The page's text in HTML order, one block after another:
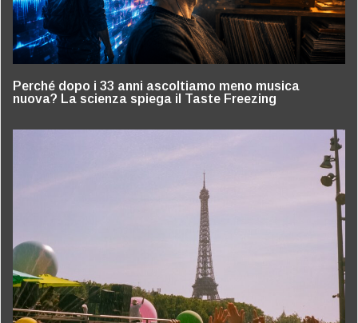
Perché dopo i 33 anni ascoltiamo meno musica
nuova? La scienza spiega il Taste Freezing